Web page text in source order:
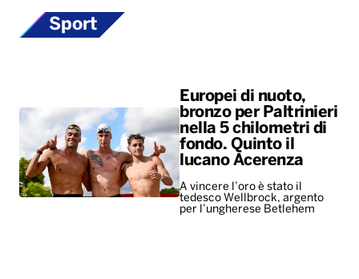
Sport
Europei di nuoto,
bronzo per Paltrinieri
nella 5 chilometri di
fondo. Quinto il
lucano Acerenza
A vincere l’oro è stato il
tedesco Wellbrock, argento
per l’ungherese Betlehem